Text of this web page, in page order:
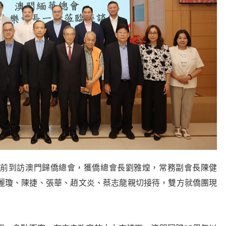
訪澳門歸僑總會，獲僑總會長劉雅煌，常務副會長陳健
、陳捷、張華、趙文炎、蔡志龍親切接待，雙方就僑團現